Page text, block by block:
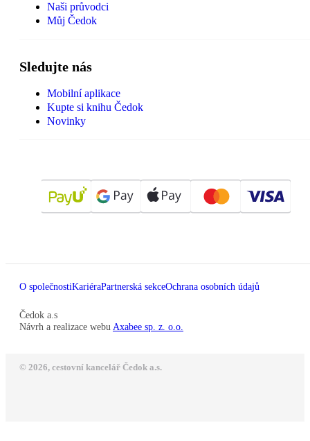
Naši průvodci
Můj Čedok
Sledujte nás
Mobilní aplikace
Kupte si knihu Čedok
Novinky
O společnostiKariéraPartnerská sekceOchrana osobních údajů
Čedok a.s
Návrh a realizace webu Axabee sp. z. o.o.
© 2026, cestovní kancelář Čedok a.s.